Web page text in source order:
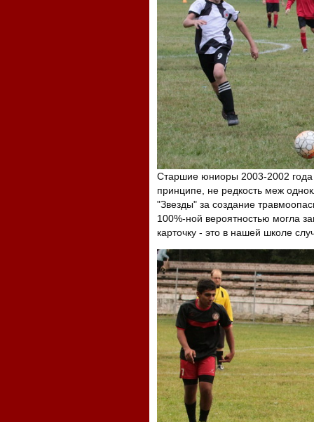
Старшие юниоры 2003-2002 года
принципе, не редкость меж
"Звезды" за создание
100%-ной вероятностью могла
карточку - это в нашей школе